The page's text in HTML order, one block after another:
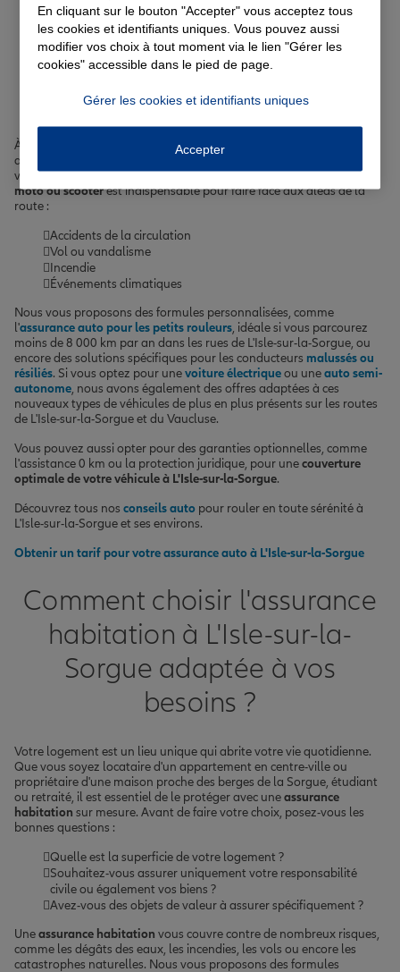
Votre assurance auto, moto
ou scooter à L'Isle-sur-la-
Sorgue
À L'Isle-sur-la-Sorgue, ville réputée pour ses canaux et ses roues à
aubes, vous êtes nombreux à utiliser votre voiture, votre moto ou
votre scooter pour vous déplacer. Souscrire uneassurance auto,
moto ou scooterest indispensable pour faire face aux aléas de la
route :
Accidents de la circulation
Vol ou vandalisme
Incendie
Événements climatiques
Nous vous proposons des formules personnalisées, comme
l'assurance auto pour les petits rouleurs, idéale si vous parcourez
moins de 8 000 km par an dans les rues de L'Isle-sur-la-Sorgue, ou
encore des solutions spécifiques pour les conducteurs malussés ou
résiliés. Si vous optez pour unevoiture électriqueou uneauto semi-
autonome, nous avons également des offres adaptées à ces
nouveaux types de véhicules de plus en plus présents sur les routes
de L'Isle-sur-la-Sorgue et du Vaucluse.
Vous pouvez aussi opter pour des garanties optionnelles, comme
l'assistance 0 km ou la protection juridique, pour unecouverture
optimale de votre véhicule à L'Isle-sur-la-Sorgue.
Découvrez tous nos conseils auto pour rouler en toute sérénité à
L'Isle-sur-la-Sorgue et ses environs.
Obtenir un tarif pour votre assurance auto à L'Isle-sur-la-Sorgue
Comment choisir l'assurance
habitation à L'Isle-sur-la-
Sorgue adaptée à vos
besoins ?
Votre logement est un lieu unique qui abrite votre vie quotidienne.
Que vous soyez locataire d'un appartement en centre-ville ou
propriétaire d'une maison proche des berges de la Sorgue, étudiant
ou retraité, il est essentiel de le protéger avec uneassurance
habitation sur mesure. Avant de faire votre choix, posez-vous les
bonnes questions :
Quelle est la superficie de votre logement ?
Souhaitez-vous assurer uniquement votre responsabilité
civile ou également vos biens ?
Avez-vous des objets de valeur à assurer spécifiquement ?
Uneassurance habitation vous couvre contre de nombreux risques,
comme les dégâts des eaux, les incendies, les vols ou encore les
catastrophes naturelles. Nous vous proposons des formules
En cliquant sur le bouton "Accepter" vous acceptez tous
les cookies et identifiants uniques. Vous pouvez aussi
modifier vos choix à tout moment via le lien "Gérer les
cookies" accessible dans le pied de page.
Gérer les cookies et identifiants uniques
Accepter